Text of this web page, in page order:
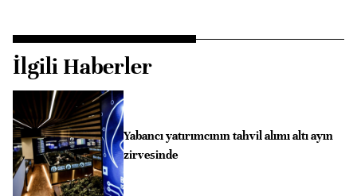
İlgili Haberler
Yabancı yatırımcının tahvil alımı altı ayın
zirvesinde